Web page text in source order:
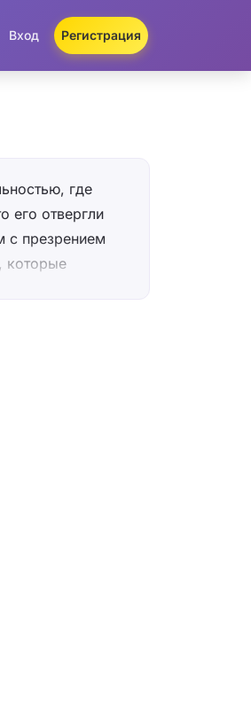
Вход Регистрация
где
его отвергли
с презрением
которые
здесь
победа по их
пустоту.